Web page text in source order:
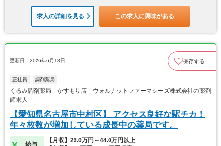
求人の詳細を見る この求人に興味がある
更新日：2026年6月18日 保存する
正社員 調剤薬局
くるみ調剤薬局 かすもり店 ウォルナットファーマシーズ株式会社の薬剤
師求人
【愛知県名古屋市中村区】 アクセス良好な駅チカ！
年々枚数が増加している成長中の薬局です。
給与
【月収】26.0万円～44.0万円以上